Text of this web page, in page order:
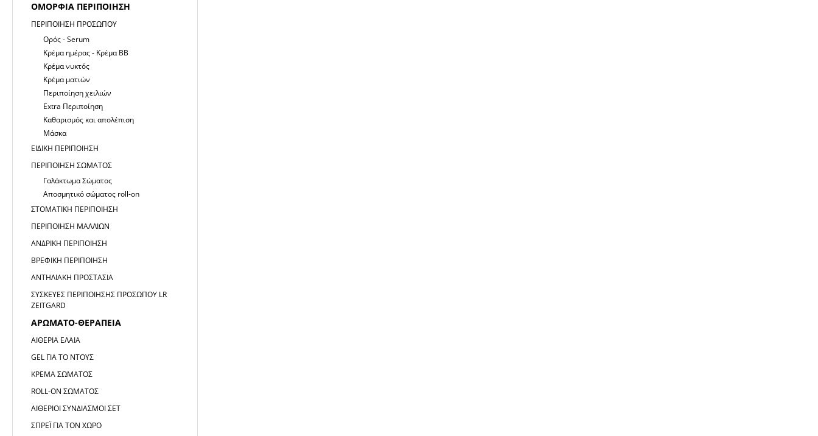
ΟΜΟΡΦΙΆ ΠΕΡΙΠΟΊΗΣΗ
ΠΕΡΙΠΟΊΗΣΗ ΠΡΟΣΏΠΟΥ
Ορός - Serum
Κρέμα ημέρας - Κρέμα ΒΒ
Κρέμα νυκτός
Κρέμα ματιών
Περιποίηση χειλιών
Extra Περιποίηση
Καθαρισμός και απολέπιση
Μάσκα
ΕΙΔΙΚΉ ΠΕΡΙΠΟΊΗΣΗ
ΠΕΡΙΠΟΊΗΣΗ ΣΏΜΑΤΟΣ
Γαλάκτωμα Σώματος
Αποσμητικό σώματος roll-on
ΣΤΟΜΑΤΙΚΉ ΠΕΡΙΠΟΊΗΣΗ
ΠΕΡΙΠΟΊΗΣΗ ΜΑΛΛΙΏΝ
ΑΝΔΡΙΚΉ ΠΕΡΙΠΟΊΗΣΗ
ΒΡΕΦΙΚΉ ΠΕΡΙΠΟΊΗΣΗ
ΑΝΤΗΛΙΑΚΉ ΠΡΟΣΤΑΣΊΑ
ΣΥΣΚΕΥΈΣ ΠΕΡΙΠΟΊΗΣΗΣ ΠΡΟΣΏΠΟΥ LR
ZEITGARD
ΑΡΩΜΑΤΟ-ΘΕΡΑΠΕΊΑ
ΑΙΘΈΡΙΑ ΈΛΑΙΑ
GEL ΓΙΑ ΤΟ ΝΤΟΥΣ
ΚΡΈΜΑ ΣΏΜΑΤΟΣ
ROLL-ON ΣΏΜΑΤΟΣ
ΑΙΘΈΡΙΟΙ ΣΥΝΔΙΑΣΜΟΊ ΣΕΤ
ΣΠΡΈΙ ΓΙΑ ΤΟΝ ΧΏΡΟ